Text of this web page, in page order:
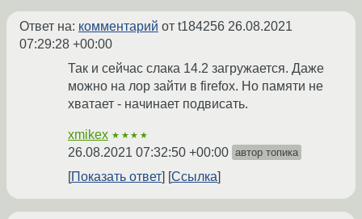
Ответ на: комментарий от t184256 26.08.2021
07:29:28 +00:00
Так и сейчас слака 14.2 загружается. Даже
можно на лор зайти в firefox. Но памяти не
хватает - начинает подвисать.
xmikex ★★★★
26.08.2021 07:32:50 +00:00 автор топика
Показать ответ Ссылка